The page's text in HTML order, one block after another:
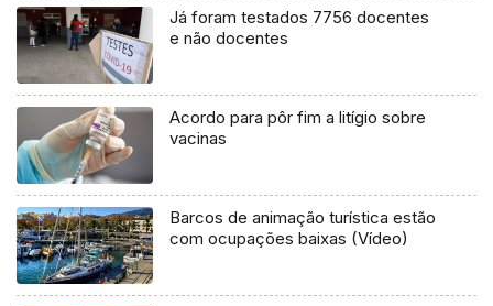
Já foram testados 7756 docentes
e não docentes
Acordo para pôr fim a litígio sobre
vacinas
Barcos de animação turística estão
com ocupações baixas (Vídeo)